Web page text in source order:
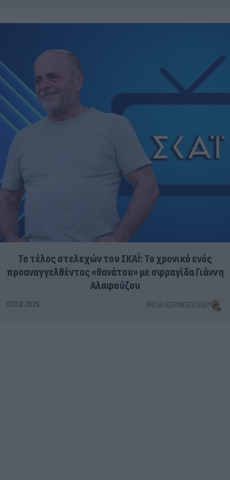
Το τέλος στελεχών του ΣΚΑΪ: Το χρονικό ενός
προαναγγελθέντος «θανάτου» με σφραγίδα Γιάννη
Αλαφούζου
07.08.2026 ΧΡΊΣΛΑ ΓΕΩΡΓΑΚΟΠΟΎΛΟΥ